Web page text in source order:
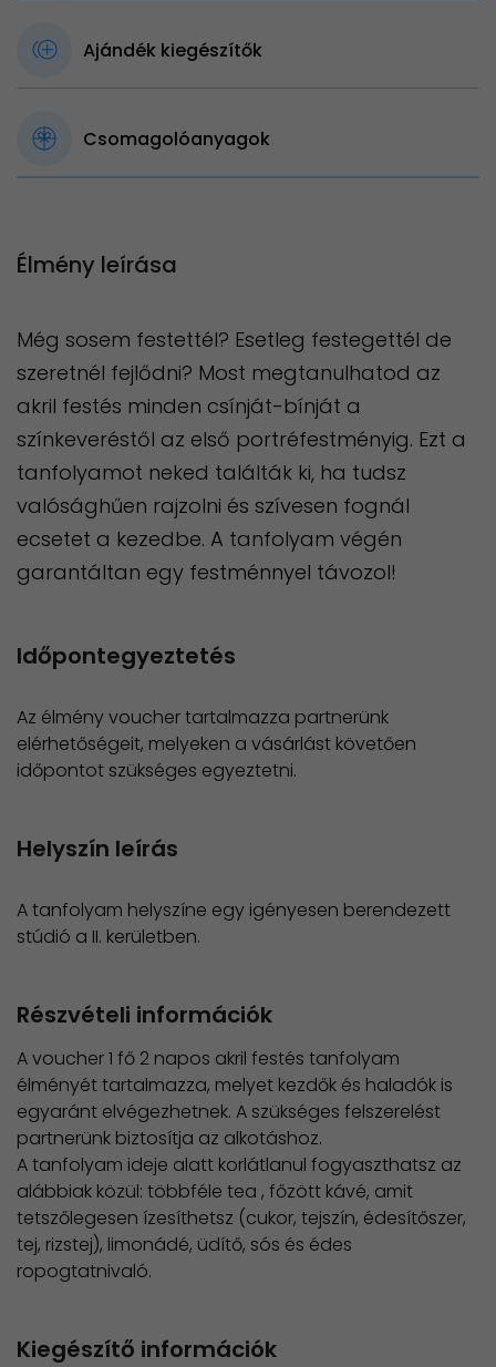
Ajándék kiegészítők
Csomagolóanyagok
Élmény leírása
Még sosem festettél? Esetleg festegettél de
szeretnél fejlődni? Most megtanulhatod az
akril festés minden csínját-bínját a
színkeveréstől az első portréfestményig. Ezt a
tanfolyamot neked találták ki, ha tudsz
valósághűen rajzolni és szívesen fognál
ecsetet a kezedbe. A tanfolyam végén
garantáltan egy festménnyel távozol!
Időpontegyeztetés
Az élmény voucher tartalmazza partnerünk
elérhetőségeit, melyeken a vásárlást követően
időpontot szükséges egyeztetni.
Helyszín leírás
A tanfolyam helyszíne egy igényesen berendezett
stúdió a II. kerületben.
Részvételi információk
A voucher 1 fő 2 napos akril festés tanfolyam
élményét tartalmazza, melyet kezdők és haladók is
egyaránt elvégezhetnek. A szükséges felszerelést
partnerünk biztosítja az alkotáshoz.
A tanfolyam ideje alatt korlátlanul fogyaszthatsz az
alábbiak közül: többféle tea , főzött kávé, amit
tetszőlegesen ízesíthetsz (cukor, tejszín, édesítőszer,
tej, rizstej), limonádé, üdítő, sós és édes
ropogtatnivaló.
Kiegészítő információk